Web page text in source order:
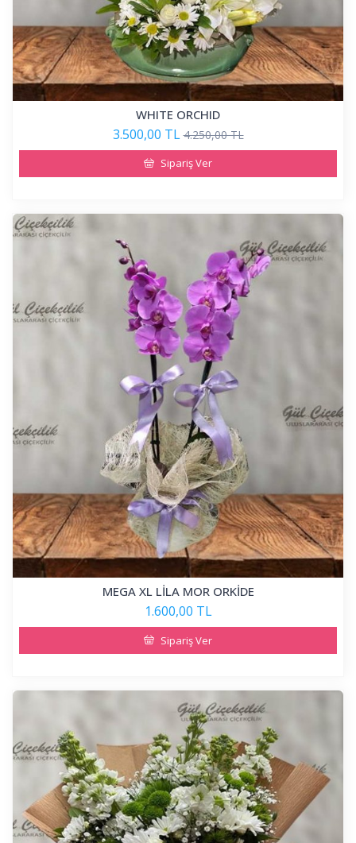
WHITE ORCHID
3.500,00 TL 4.250,00 TL
Sipariş Ver
MEGA XL LİLA MOR ORKİDE
1.600,00 TL
Sipariş Ver